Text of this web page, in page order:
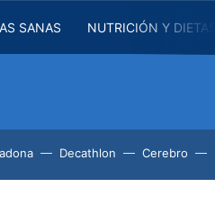
SANAS NUTRICIÓN Y
Decathlon Cerebro